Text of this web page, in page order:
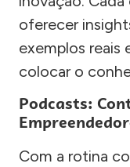
oferecer
exemplos reais
colocar o
Podcasts:
Com a rotina